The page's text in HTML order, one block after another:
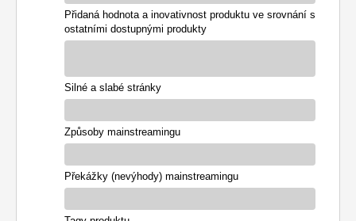
Přidaná hodnota a inovativnost produktu ve srovnání s
ostatními dostupnými produkty
Silné a slabé stránky
Způsoby mainstreamingu
Překážky (nevýhody) mainstreamingu